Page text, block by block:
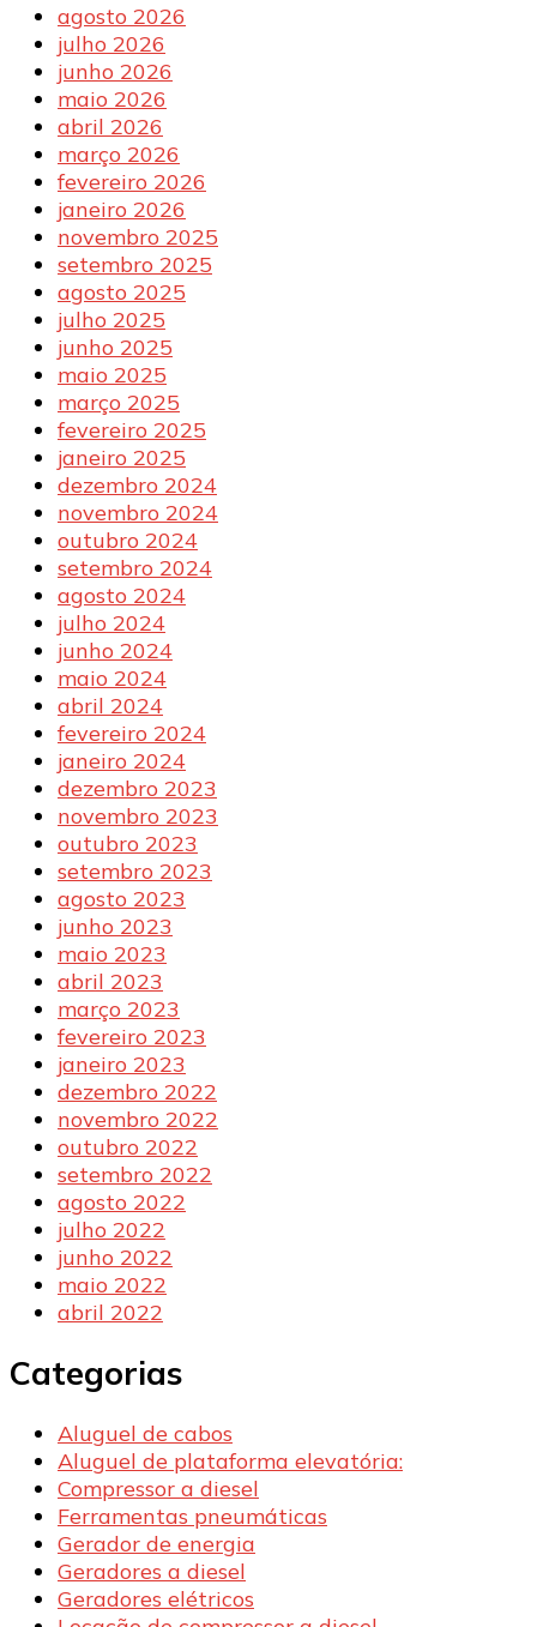
agosto 2026
julho 2026
junho 2026
maio 2026
abril 2026
março 2026
fevereiro 2026
janeiro 2026
novembro 2025
setembro 2025
agosto 2025
julho 2025
junho 2025
maio 2025
março 2025
fevereiro 2025
janeiro 2025
dezembro 2024
novembro 2024
outubro 2024
setembro 2024
agosto 2024
julho 2024
junho 2024
maio 2024
abril 2024
fevereiro 2024
janeiro 2024
dezembro 2023
novembro 2023
outubro 2023
setembro 2023
agosto 2023
junho 2023
maio 2023
abril 2023
março 2023
fevereiro 2023
janeiro 2023
dezembro 2022
novembro 2022
outubro 2022
setembro 2022
agosto 2022
julho 2022
junho 2022
maio 2022
abril 2022
Categorias
Aluguel de cabos
Aluguel de plataforma elevatória:
Compressor a diesel
Ferramentas pneumáticas
Gerador de energia
Geradores a diesel
Geradores elétricos